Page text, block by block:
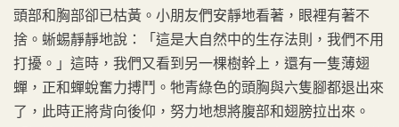
頭部和胸部卻已枯黃。小朋友們安靜地看著，眼裡有著不
捨。蜥蜴靜靜地說：「這是大自然中的生存法則，我們不用
打擾。」這時，我們又看到另一棵樹幹上，還有一隻薄翅
蟬，正和蟬蛻奮力搏鬥。牠青綠色的頭胸與六隻腳都退出來
了，此時正將背向後仰，努力地想將腹部和翅膀拉出來。